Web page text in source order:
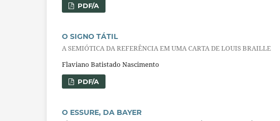
PDF/A
O SIGNO TÁTIL
A SEMIÓTICA DA REFERÊNCIA EM UMA CARTA DE LOUIS BRAILLE
Flaviano Batistado Nascimento
PDF/A
O ESSURE, DA BAYER